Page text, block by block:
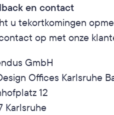
en contact
u tekortkomingen
op met onze
GmbH
Offices Karlsruhe
12
Karlsruhe